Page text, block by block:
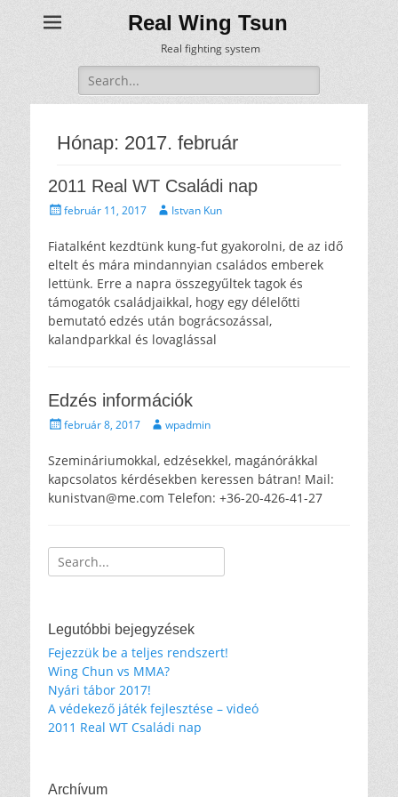
Real Wing Tsun
Real fighting system
Keresés:
Hónap: 2017. február
2011 Real WT Családi nap
Közzétéve
február 11, 2017 SzerzőIstvan Kun
Fiatalként kezdtünk kung-fut gyakorolni, de az idő
eltelt és mára mindannyian családos emberek
lettünk. Erre a napra összegyűltek tagok és
támogatók családjaikkal, hogy egy délelőtti
bemutató edzés után bográcsozással,
kalandparkkal és lovaglással
Edzés információk
Közzétéve
február 8, 2017 Szerző
wpadmin
Szemináriumokkal, edzésekkel, magánórákkal
kapcsolatos kérdésekben keressen bátran! Mail:
kunistvan@me.com Telefon: +36-20-426-41-27
Keresés:
Legutóbbi bejegyzések
Fejezzük be a teljes rendszert!
Wing Chun vs MMA?
Nyári tábor 2017!
A védekező játék fejlesztése – videó
2011 Real WT Családi nap
Archívum